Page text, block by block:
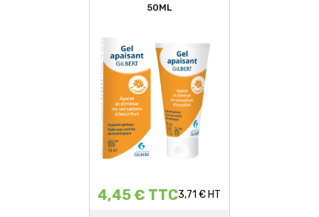
50ML
4,45 € TTC3,71 € HT